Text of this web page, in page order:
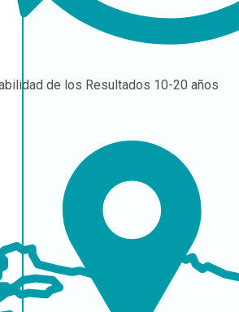
de los Resultados 10-20 años